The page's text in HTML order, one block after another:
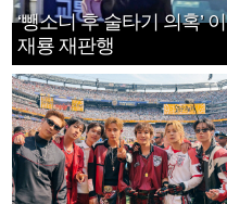
‘뺑소니 후 술타기 의혹’ 이
재룡 재판행